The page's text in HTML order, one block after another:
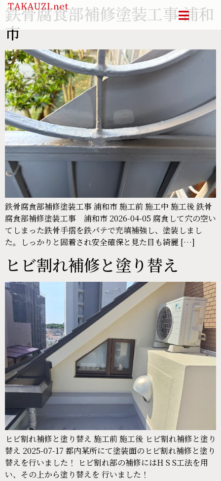
鉄骨腐食部補修塗装工事 浦和
市
鉄骨腐食部補修塗装工事 浦和市 施工前 施工中 施工後 鉄骨
腐食部補修塗装工事 浦和市 2026-04-05 腐食して穴の空い
てしまった鉄骨手摺を鉄パテで充填補強し、塗装しまし
た。しっかりと固着され安全確保と見た目も綺麗 […]
ヒビ割れ補修と塗り替え
ヒビ割れ補修と塗り替え 施工前 施工後 ヒビ割れ補修と塗り
替え 2025-07-17 都内某所にて塗装面のヒビ割れ補修と塗り
替えを行いました！ ヒビ割れ部の補修にはH S S工法を用
い、その上から塗り替えを 行いました！